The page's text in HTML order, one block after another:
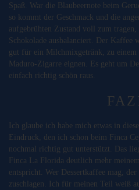
Spaß. War die Blaubeernote beim
so kommt der Geschmack und die
aufgebrühten Zustand voll zum
Schokolade ausbalanciert. Der Kaffee
gut für ein Milchmixgetränk, zu einem
Maduro-Zigarre eignen. Es geht um
einfach richtig schön raus.
Ich glaube ich habe mich etwas in
Eindruck, den ich schon beim Finca
nochmal richtig gut unterstützt. Das
Finca La Florida deutlich mehr
entspricht. Wer Dessertkaffee mag,
zuschlagen. Ich für meinen Teil weiß